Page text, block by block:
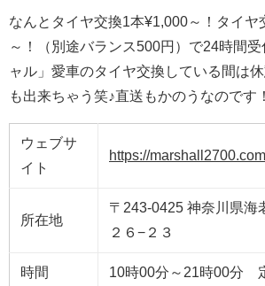
なんとタイヤ交換1本¥1,000～！タイヤ
～！（別途バランス500円）で24時間
ャル」愛車のタイヤ交換している間は
も出来ちゃう笑♪直送もかのうなのです！
ウェブサ
イト
https://
所在地
〒243-0425 神奈川県海
２６−２３
時間 10時00分～21時00分